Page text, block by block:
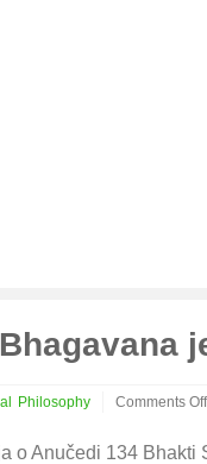
Philosophy
Comments Off
Sve
o Anučedi 134 Bhakti